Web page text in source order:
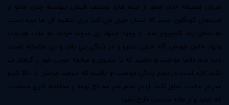
سرش هميشه چنان مملو از ايده هاي مختلف قلبش پيوسته چنان مملو از
اميدهاي گوناگون است كه انسان خيال مي كند براي تنظيم آن ها بايد دست
به دامان يك كامپيوتر شد. با وجود اينها، زن متولد خرداد، به علت طبيعت
ونهاد خاص خودش گاه خيلي تندرو و در زندگي بي باك و بي ملاحظه است.
بايد شما دائما مواظب او باشيد كه با تندروي و مبالغه جويي خود را گرفتار بلا
نكند. لازم است در تمام زندگي مواظب او باشيد كه سرعت چرخش از 150 كيلو
متر در ساعت تجاوز نكند. او در تمام عمر محتاج توجه و محافظه كاري شماست
كه نلغزد و از جاده سلامت خارج نشود